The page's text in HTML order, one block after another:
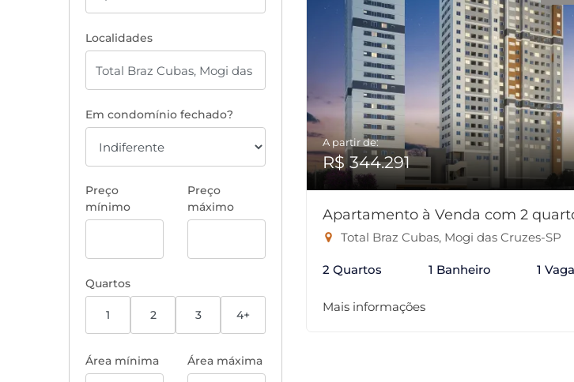
Localidades
Em condomínio fechado?
Preço
mínimo
Preço
máximo
Quartos
1 2 3 4+
Área mínima Área máxima
A partir de:
R$ 344.291
Apartamento à Venda com 2
Total Braz Cubas, Mogi das Cruzes-SP
2 Quartos 1 Banheiro 1 Vaga
Mais informações